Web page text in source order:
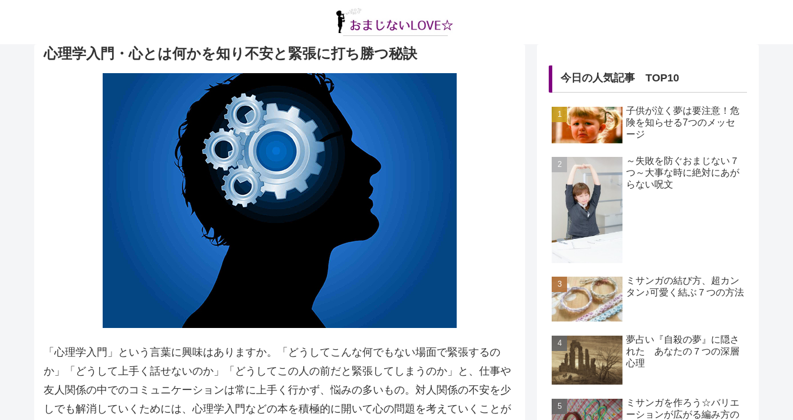
心理学入門・心とは何かを知り不安と緊張に打ち勝つ秘訣
「心理学入門」という言葉に興味はありますか。「どうしてこんな何でもない場面で緊張するの
か」「どうして上手く話せないのか」「どうしてこの人の前だと緊張してしまうのか」と、仕事や
友人関係の中でのコミュニケーションは常に上手く行かず、悩みの多いもの。対人関係の不安を少
しでも解消していくためには、心理学入門などの本を積極的に開いて心の問題を考えていくことが
今日の人気記事 TOP10
子供が泣く夢は要注意！危
険を知らせる7つのメッセ
ージ
～失敗を防ぐおまじない７
つ～大事な時に絶対にあが
らない呪文
ミサンガの結び方、超カン
タン♪可愛く結ぶ７つの方法
夢占い『自殺の夢』に隠さ
れた あなたの７つの深層
心理
ミサンガを作ろう☆バリエ
ーションが広がる編み方の